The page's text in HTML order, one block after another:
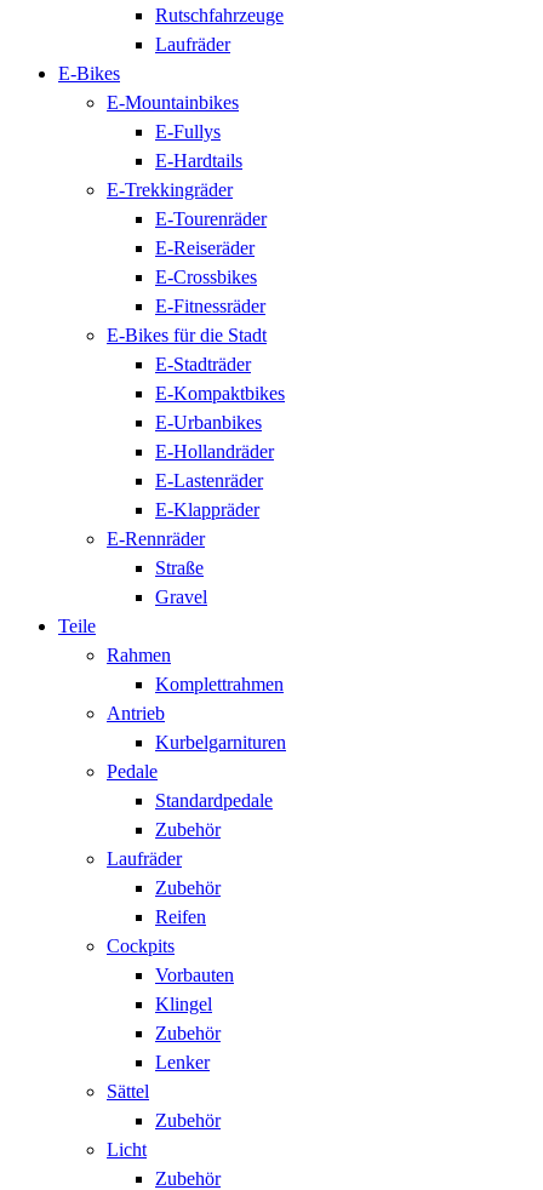
Rutschfahrzeuge
Laufräder
E-Bikes
E-Mountainbikes
E-Fullys
E-Hardtails
E-Trekkingräder
E-Tourenräder
E-Reiseräder
E-Crossbikes
E-Fitnessräder
E-Bikes für die Stadt
E-Stadträder
E-Kompaktbikes
E-Urbanbikes
E-Hollandräder
E-Lastenräder
E-Klappräder
E-Rennräder
Straße
Gravel
Teile
Rahmen
Komplettrahmen
Antrieb
Kurbelgarnituren
Pedale
Standardpedale
Zubehör
Laufräder
Zubehör
Reifen
Cockpits
Vorbauten
Klingel
Zubehör
Lenker
Sättel
Zubehör
Licht
Zubehör